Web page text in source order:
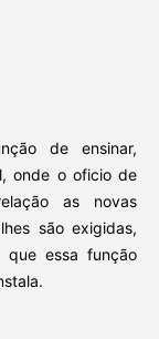
de ensinar,
onde o oficio de
as novas
são exigidas,
que essa função